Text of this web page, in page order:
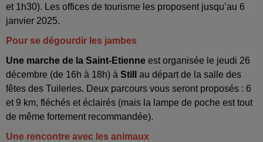
et 1h30). Les offices de tourisme les proposent jusqu’au 6
janvier 2025.
Pour se dégourdir les jambes
Une marche de la Saint-Etienne est organisée le jeudi 26
décembre (de 16h à 18h) à Still
au départ de la salle des
fêtes des Tuileries. Deux parcours vous seront proposés : 6
et 9 km, fléchés et éclairés (mais la lampe de poche est tout
de même fortement recommandée).
Une rencontre avec les animaux